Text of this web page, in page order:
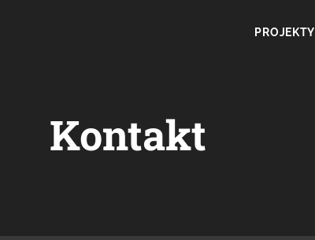
PROJEKTY
Kontakt